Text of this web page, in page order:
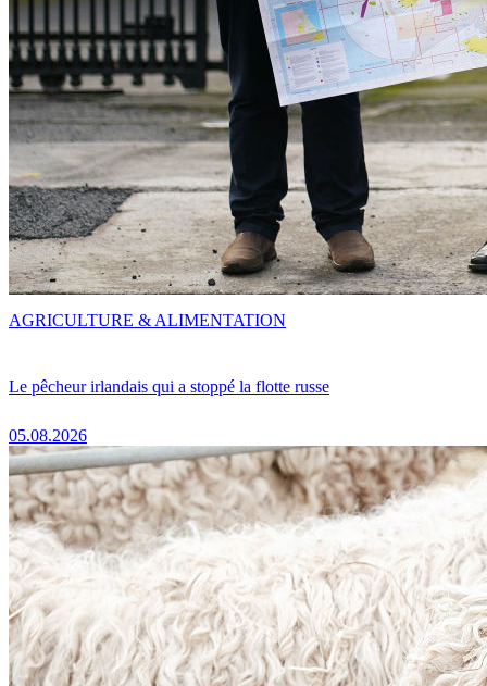
Le pêcheur irlandais qui a stoppé la flotte russe
05.08.2026
AGRICULTURE & ALIMENTATION